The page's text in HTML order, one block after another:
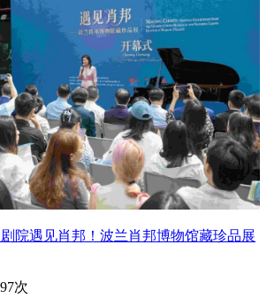
院遇见肖邦！波兰肖邦博物馆藏珍品展
次